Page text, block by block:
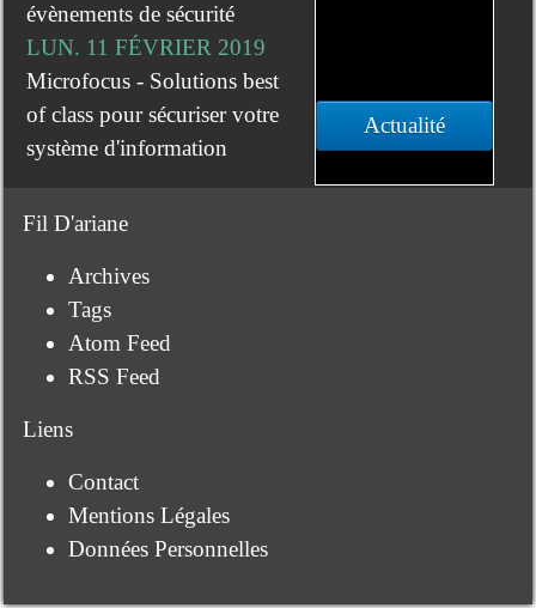
Actualité
évènements de sécurité
LUN. 11 FÉVRIER 2019
Microfocus - Solutions best
of class pour sécuriser votre
système d'information
Fil D'ariane
Archives
Tags
Atom Feed
RSS Feed
Liens
Contact
Mentions Légales
Données Personnelles